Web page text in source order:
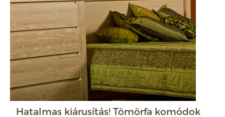
Hatalmas kiárusítás! Tömörfa komódok